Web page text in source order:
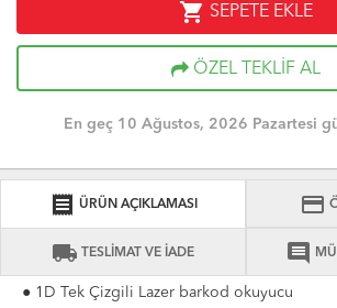
shopping_cart SEPETE EKLE
ÖZEL TEKLİF AL
En geç 10 Ağustos, 2026 Pazartesi
receipt ÜRÜN AÇIKLAMASI credit_card
local_shipping TESLİMAT VE İADE comment
● 1D Tek Çizgili Lazer barkod okuyucu